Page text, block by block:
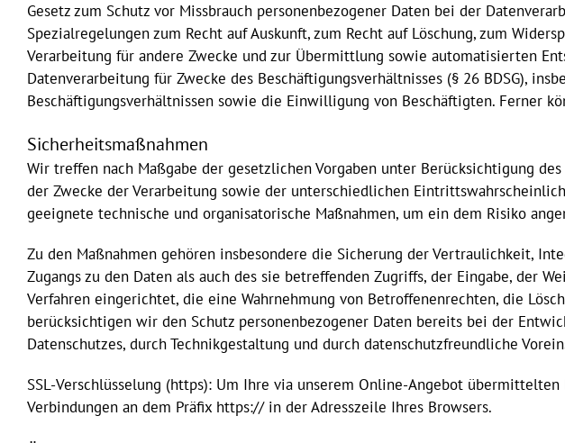
Gesetz zum Schutz vor Missbrauch personenbezogener Daten bei der
Spezialregelungen zum Recht auf Auskunft, zum Recht auf Löschung, zum
Verarbeitung für andere Zwecke und zur Übermittlung sowie automatisierten
Datenverarbeitung für Zwecke des Beschäftigungsverhältnisses (§ 26 BDSG),
Beschäftigungsverhältnissen sowie die Einwilligung von Beschäftigten. Ferner
Sicherheitsmaßnahmen
Wir treffen nach Maßgabe der gesetzlichen Vorgaben unter Berücksichtigung
der Zwecke der Verarbeitung sowie der unterschiedlichen
geeignete technische und organisatorische Maßnahmen, um ein dem Risiko
Zu den Maßnahmen gehören insbesondere die Sicherung der Vertraulichkeit,
Zugangs zu den Daten als auch des sie betreffenden Zugriffs, der Eingabe, der
Verfahren eingerichtet, die eine Wahrnehmung von Betroffenenrechten, die
berücksichtigen wir den Schutz personenbezogener Daten bereits bei der
Datenschutzes, durch Technikgestaltung und durch datenschutzfreundliche
SSL-Verschlüsselung (https): Um Ihre via unserem Online-Angebot
Verbindungen an dem Präfix https:// in der Adresszeile Ihres Browsers.